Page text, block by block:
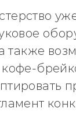
также
кофе-